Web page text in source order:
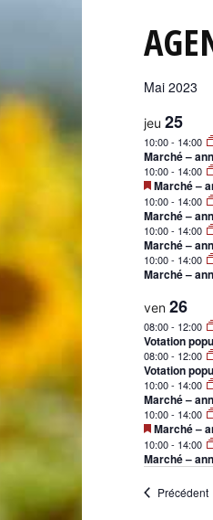
Mai 2023
jeu 25
10:00- 14:00
Marché –
10:00- 14:00
Mis
en
avant
Marché –
10:00- 14:00
Marché –
10:00- 14:00
Marché –
10:00- 14:00
Marché –
ven 26
08:00- 12:00
Votation
08:00- 12:00
Votation
10:00- 14:00
Marché –
10:00- 14:00
Mis
en
avant
Marché –
10:00- 14:00
Marché –
Précédent